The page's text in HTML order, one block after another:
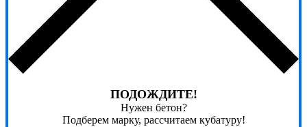
ПОДОЖДИТЕ!
Нужен бетон?
Подберем марку, рассчитаем кубатуру!